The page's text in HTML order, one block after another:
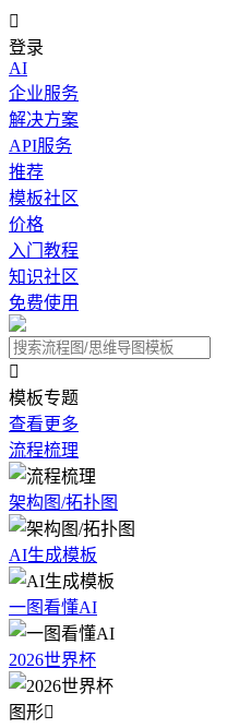

登录
AI
企业服务
解决方案
API服务
推荐
模板社区
价格
入门教程
知识社区
免费使用

模板专题
查看更多
流程梳理
架构图/拓扑图
AI生成模板
一图看懂AI
2026世界杯
图形